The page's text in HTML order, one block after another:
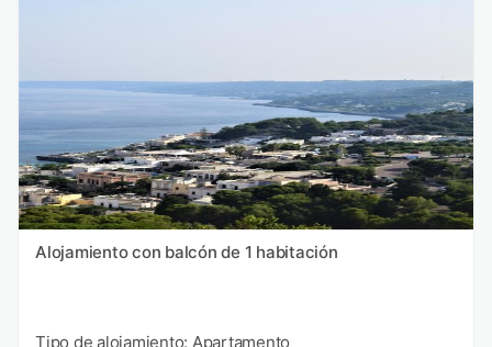
Alojamiento con balcón de 1 habitación
Tipo de alojamiento: Apartamento